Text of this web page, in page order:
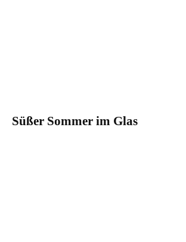
Süßer Sommer im Glas